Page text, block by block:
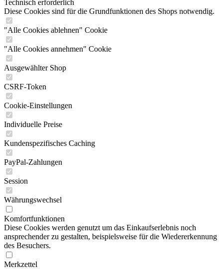
Technisch erforderlich
Diese Cookies sind für die Grundfunktionen des Shops notwendig.
"Alle Cookies ablehnen" Cookie
"Alle Cookies annehmen" Cookie
Ausgewählter Shop
CSRF-Token
Cookie-Einstellungen
Individuelle Preise
Kundenspezifisches Caching
PayPal-Zahlungen
Session
Währungswechsel
Komfortfunktionen
Diese Cookies werden genutzt um das Einkaufserlebnis noch
ansprechender zu gestalten, beispielsweise für die Wiedererkennung
des Besuchers.
Merkzettel